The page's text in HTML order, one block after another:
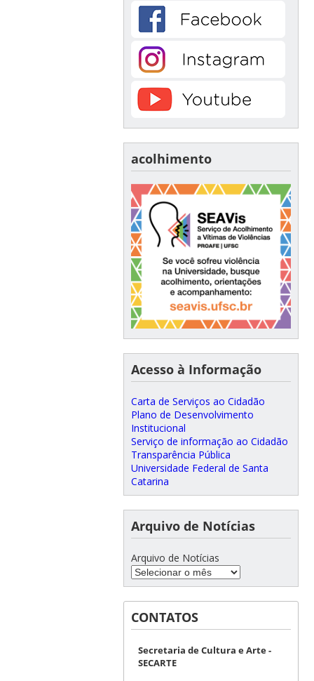
acolhimento
Acesso à Informação
Carta de Serviços ao Cidadão
Plano de Desenvolvimento
Institucional
Serviço de informação ao Cidadão
Transparência Pública
Universidade Federal de Santa
Catarina
Arquivo de Notícias
Arquivo de Notícias
CONTATOS
Secretaria de Cultura e Arte -
SECARTE